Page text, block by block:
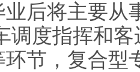
后将主要从
调度指挥和
节，复合型